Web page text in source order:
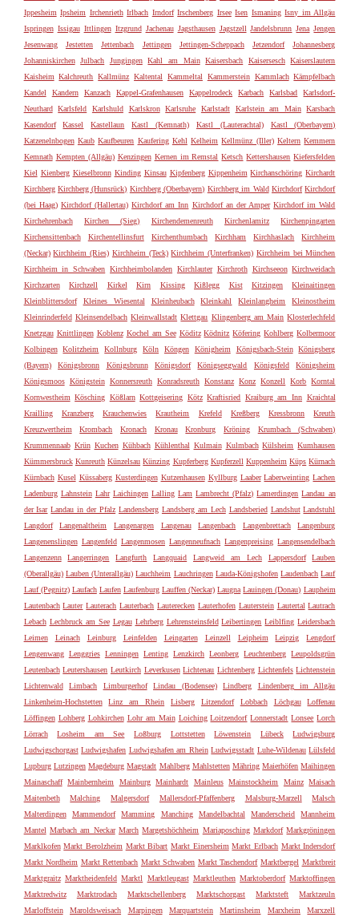
Ippesheim Ipsheim Irchenrieth Irlbach Irndorf Irschenberg Irsee Isen Ismaning Isny im Allgäu
Ispringen Issigau Ittlingen Itzgrund Jachenau Jagsthausen Jagstzell Jandelsbrunn Jena Jengen
Jesenwang
Jestetten Jettenbach Jettingen Jettingen-Scheppach Jetzendorf
Johannesberg
Johanniskirchen
Julbach Jungingen Kahl am Main Kaisersbach Kaisersesch
Kaiserslautern
Kaisheim Kalchreuth Kallmünz Kaltental Kammeltal Kammerstein Kammlach Kämpfelbach
Kandel
Kandern Kanzach Kappel-Grafenhausen Kappelrodeck Karbach Karlsbad
Karlsdorf-
Neuthard
Karlsfeld Karlshuld Karlskron Karlsruhe Karlstadt Karlstein am Main
Karsbach
Kasendorf
Kassel Kastellaun Kastl (Kemnath) Kastl (Lauterachtal)
Kastl (Oberbayern)
Katzenelnbogen Kaub Kaufbeuren Kaufering Kehl Kelheim Kellmünz (Iller) Keltern Kemmern
Kemnath Kempten (Allgäu) Kenzingen Kernen im Remstal Ketsch Kettershausen Kiefersfelden
Kiel Kienberg Kieselbronn Kinding Kinsau Kipfenberg Kippenheim Kirchanschöring Kirchardt
Kirchberg Kirchberg (Hunsrück) Kirchberg (Oberbayern) Kirchberg im Wald Kirchdorf Kirchdorf
(bei Haag) Kirchdorf (Hallertau) Kirchdorf am Inn Kirchdorf an der Amper Kirchdorf im Wald
Kirchehrenbach
Kirchen (Sieg) Kirchendemenreuth Kirchenlamitz
Kirchenpingarten
Kirchensittenbach
Kirchentellinsfurt Kirchenthumbach Kirchham Kirchhaslach
Kirchheim
(Neckar) Kirchheim (Ries) Kirchheim (Teck) Kirchheim (Unterfranken) Kirchheim bei München
Kirchheim in Schwaben Kirchheimbolanden Kirchlauter Kirchroth Kirchseeon Kirchweidach
Kirchzarten
Kirchzell Kirkel Kirn Kissing Kißlegg Kist Kitzingen
Kleinaitingen
Kleinblittersdorf
Kleines Wiesental Kleinheubach Kleinkahl Kleinlangheim
Kleinostheim
Kleinrinderfeld Kleinsendelbach Kleinwallstadt Klettgau Klingenberg am Main Klosterlechfeld
Knetzgau Knittlingen Koblenz Kochel am See Köditz Ködnitz Köfering Kohlberg Kolbermoor
Kolbingen
Kolitzheim Kollnburg Köln Köngen Königheim Königsbach-Stein
Königsberg
(Bayern)
Königsbronn Königsbrunn Königsdorf Königseggwald Königsfeld
Königsheim
Königsmoos Königstein Konnersreuth Konradsreuth Konstanz Konz Konzell Korb Korntal
Kornwestheim Kösching Kößlarn Kottgeisering Kötz Kraftisried Kraiburg am Inn Kraichtal
Krailling
Kranzberg Krauchenwies Krautheim Krefeld Kreßberg Kressbronn
Kreuth
Kreuzwertheim
Krombach Kronach Kronau Kronburg Kröning
Krumbach (Schwaben)
Krummennaab Krün Kuchen Kühbach Kühlenthal Kulmain Kulmbach Külsheim Kumhausen
Kümmersbruck Kunreuth Künzelsau Künzing Kupferberg Kupferzell Kuppenheim Küps Kürnach
Kürnbach Kusel Küssaberg Kusterdingen Kutzenhausen Kyllburg Laaber Laberweinting Lachen
Ladenburg Lahnstein Lahr Laichingen Lalling Lam Lambrecht (Pfalz) Lamerdingen Landau an
der Isar Landau in der Pfalz Landensberg Landsberg am Lech Landsberied Landshut Landstuhl
Langdorf
Langenaltheim Langenargen Langenau Langenbach Langenbrettach
Langenburg
Langenenslingen Langenfeld Langenmosen Langenneufnach Langenpreising Langensendelbach
Langenzenn
Langerringen Langfurth Langquaid Langweid am Lech Lappersdorf
Lauben
(Oberallgäu) Lauben (Unterallgäu) Lauchheim Lauchringen Lauda-Königshofen Laudenbach Lauf
Lauf (Pegnitz) Laufach Laufen Laufenburg Lauffen (Neckar) Laugna Lauingen (Donau) Laupheim
Lautenbach Lauter Lauterach Lauterbach Lauterecken Lauterhofen Lauterstein Lautertal Lautrach
Lebach Lechbruck am See Legau Lehrberg Lehrensteinsfeld Leibertingen Leiblfing Leidersbach
Leimen
Leinach Leinburg Leinfelden Leingarten Leinzell Leipheim Leipzig
Lengdorf
Lengenwang Lenggries Lenningen Lenting Lenzkirch Leonberg Leuchtenberg Leupoldsgrün
Leutenbach Leutershausen Leutkirch Leverkusen Lichtenau Lichtenberg Lichtenfels Lichtenstein
Lichtenwald
Limbach Limburgerhof Lindau (Bodensee) Lindberg
Lindenberg im Allgäu
Linkenheim-Hochstetten
Linz am Rhein Lisberg Litzendorf Lobbach Löchgau
Loffenau
Löffingen Lohberg Lohkirchen Lohr am Main Loiching Loitzendorf Lonnerstadt Lonsee Lorch
Lörrach
Losheim am See Loßburg Lottstetten Löwenstein Lübeck
Ludwigsburg
Ludwigschorgast Ludwigshafen Ludwigshafen am Rhein Ludwigsstadt Luhe-Wildenau Lülsfeld
Lupburg Lutzingen Magdeburg Magstadt Mahlberg Mahlstetten Mähring Maierhöfen Maihingen
Mainaschaff Mainbernheim Mainburg Mainhardt Mainleus Mainstockheim Mainz Maisach
Maitenbeth
Malching Malgersdorf Mallersdorf-Pfaffenberg Malsburg-Marzell
Malsch
Malterdingen
Mammendorf Mamming Manching Mandelbachtal Manderscheid
Mannheim
Mantel Marbach am Neckar March Margetshöchheim Mariaposching Markdorf Markgröningen
Marklkofen Markt Berolzheim Markt Bibart Markt Einersheim Markt Erlbach Markt Indersdorf
Markt Nordheim Markt Rettenbach Markt Schwaben Markt Taschendorf Marktbergel Marktbreit
Marktgraitz Marktheidenfeld Marktl Marktleugast Marktleuthen Marktoberdorf Marktoffingen
Marktredwitz
Marktrodach Marktschellenberg Marktschorgast Marktsteft
Marktzeuln
Marloffstein
Maroldsweisach Marpingen Marquartstein Martinsheim Marxheim
Marxzell